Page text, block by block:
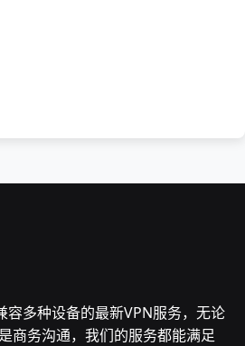
容多种设备的最新VPN服务，无论
商务沟通，我们的服务都能满足